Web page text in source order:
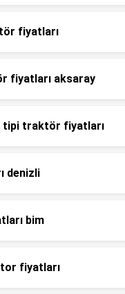
fiyatları
fiyatları aksaray
tipi traktör fiyatları
denizli
bim
fiyatları